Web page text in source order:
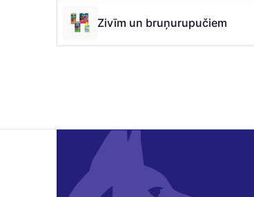
Zivīm un bruņurupučiem